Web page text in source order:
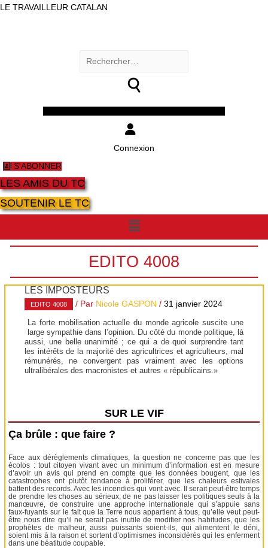
LE TRAVAILLEUR CATALAN
Rechercher :
Connexion
S'ABONNER
LES AMIS DU TC
SOUTENIR LE TC
Menu
EDITO 4008
LES IMPOSTEURS
EDITO 4008 / Par Nicole GASPON /31 janvier 2024
La forte mobilisation actuelle du monde agricole suscite une
large sympathie dans l’opinion. Du côté du monde politique, là
aussi, une belle unanimité ; ce qui a de quoi surprendre tant
les intérêts de la majorité des agricultrices et agriculteurs, mal
rémunérés, ne convergent pas vraiment avec les options
ultralibérales des macronistes et autres « républicains.»
SUR LE VIF
Ça brûle : que faire ?
Face aux dérèglements climatiques, la question ne concerne pas que les
écolos : tout citoyen vivant avec un minimum d’information est en mesure
d’avoir un avis qui prend en compte que les données bougent, que les
catastrophes ont plutôt tendance à proliférer, que les chaleurs estivales
battent des records. Avec les incendies qui vont avec. Il serait peut-être temps
de prendre les choses au sérieux, de ne pas laisser les politiques seuls à la
manœuvre, de construire une approche internationale qui s’appuie sans
faux-fuyants sur le fait que la Terre nous appartient à tous, qu’elle veut peut-
être nous dire qu’il ne serait pas inutile de modifier nos habitudes, que les
prophètes de malheur, aussi puissants soient-ils, qui alimentent le déni,
soient mis à la raison et sortent d’optimismes inconsidérés qui les enferment
dans une béatitude coupable.